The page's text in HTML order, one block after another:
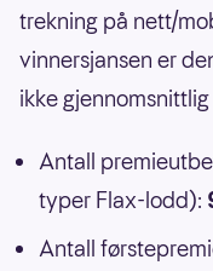
trekning på nett/
vinnersjansen er
ikke
Antall
typer Flax-lodd):
Antall